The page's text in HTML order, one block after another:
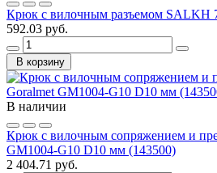
Крюк с вилочным разъемом SALKH
592.03 руб.
В корзину
В наличии
Крюк с вилочным сопряжением и
GM1004-G10 D10 мм (143500)
2 404.71 руб.